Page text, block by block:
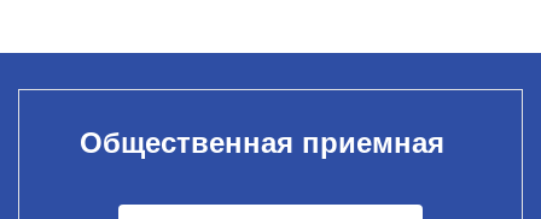
Общественная приемная